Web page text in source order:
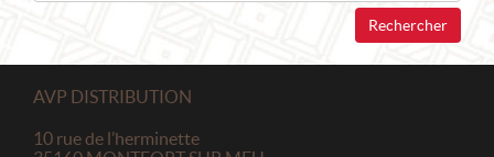
AVP DISTRIBUTION
10 rue de l’herminette